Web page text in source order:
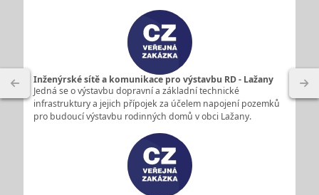
Inženýrské sítě a komunikace pro výstavbu RD - Lažany
Jedná se o výstavbu dopravní a základní technické
infrastruktury a jejich přípojek za účelem napojení pozemků
pro budoucí výstavbu rodinných domů v obci Lažany.